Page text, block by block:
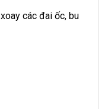
các đai ốc, bu